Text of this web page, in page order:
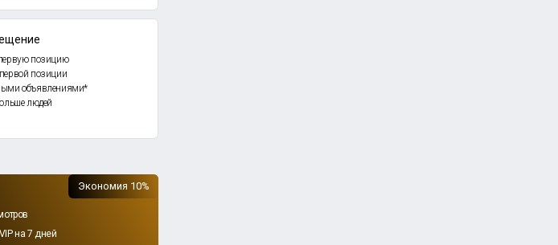
позицию
позиции
объявлениями*
людей
на 7 дней
Экономия 10%